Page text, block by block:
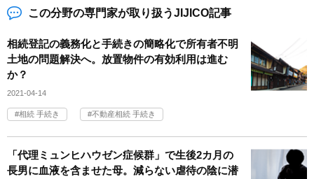
この分野の専門家が取り扱うJIJICO記事
相続登記の義務化と手続きの簡略化で所有者不明
土地の問題解決へ。放置物件の有効利用は進む
か？
2021-04-14
相続 手続き 不動産相続 手続き
「代理ミュンヒハウゼン症候群」で生後2カ月の
長男に血液を含ませた母。減らない虐待の陰に潜